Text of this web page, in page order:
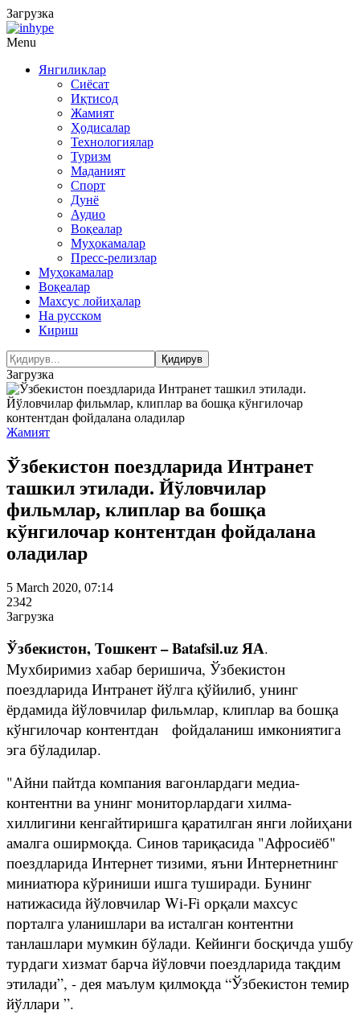
Загрузка
Menu
Янгиликлар
Сиёсат
Иқтисод
Жамият
Ҳодисалар
Технологиялар
Туризм
Маданият
Спорт
Дунё
Аудио
Воқеалар
Муҳокамалар
Пресс-релизлар
Муҳокамалар
Воқеалар
Махсус лойиҳалар
На русском
Кириш
Загрузка
Жамият
Ўзбекистон поездларида Интранет
ташкил этилади. Йўловчилар
фильмлар, клиплар ва бошқа
кўнгилочар контентдан фойдалана
оладилар
5 March 2020, 07:14
2342
Загрузка
Ўзбекистон, Тошкент – Batafsil.uz ЯА.
Мухбиримиз хабар беришича, Ўзбекистон
поездларида Интранет йўлга қўйилиб, унинг
ёрдамида йўловчилар фильмлар, клиплар ва бошқа
кўнгилочар контентдан фойдаланиш имкониятига
эга бўладилар.
"Айни пайтда компания вагонлардаги медиа-
контентни ва унинг мониторлардаги хилма-
хиллигини кенгайтиришга қаратилган янги лойиҳани
амалга оширмоқда. Синов тариқасида "Афросиёб"
поездларида Интернет тизими, яъни Интернетнинг
миниатюра кўриниши ишга туширади. Бунинг
натижасида йўловчилар Wi-Fi орқали махсус
порталга уланишлари ва исталган контентни
танлашлари мумкин бўлади. Кейинги босқичда ушбу
турдаги хизмат барча йўловчи поездларида тақдим
этилади”, - дея маълум қилмоқда “Ўзбекистон темир
йўллари ”.